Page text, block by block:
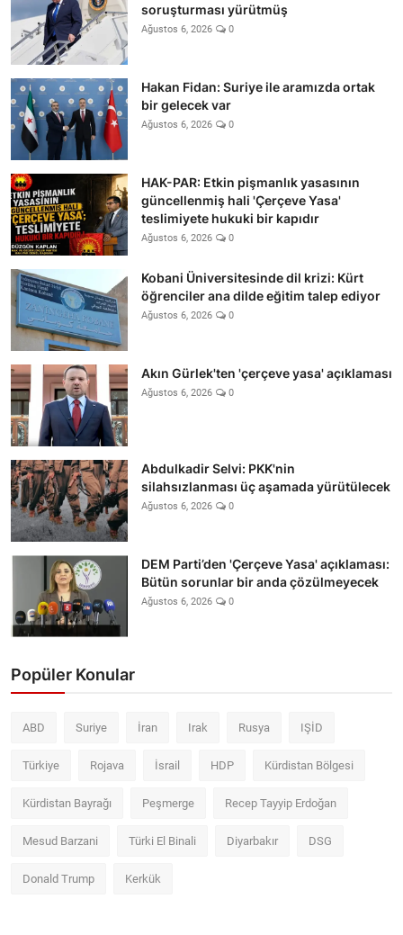
soruşturması yürütmüş
Ağustos 6, 2026 0
Hakan Fidan: Suriye ile aramızda ortak
bir gelecek var
Ağustos 6, 2026 0
HAK-PAR: Etkin pişmanlık yasasının
güncellenmiş hali 'Çerçeve Yasa'
teslimiyete hukuki bir kapıdır
Ağustos 6, 2026 0
Kobani Üniversitesinde dil krizi: Kürt
öğrenciler ana dilde eğitim talep ediyor
Ağustos 6, 2026 0
Akın Gürlek'ten 'çerçeve yasa' açıklaması
Ağustos 6, 2026 0
Abdulkadir Selvi: PKK'nin
silahsızlanması üç aşamada yürütülecek
Ağustos 6, 2026 0
DEM Parti’den 'Çerçeve Yasa' açıklaması:
Bütün sorunlar bir anda çözülmeyecek
Ağustos 6, 2026 0
Popüler Konular
ABD Suriye İran Irak Rusya IŞİD
Türkiye Rojava İsrail HDP Kürdistan Bölgesi
Kürdistan Bayrağı Peşmerge Recep Tayyip Erdoğan
Mesud Barzani Türki El Binali Diyarbakır DSG
Donald Trump Kerkük